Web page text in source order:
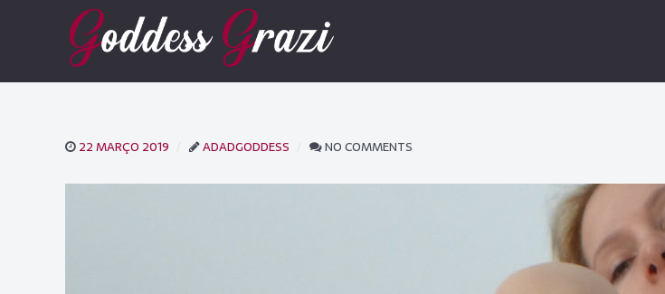
22 MARÇO 2019 ADADGODDESS NO COMMENTS